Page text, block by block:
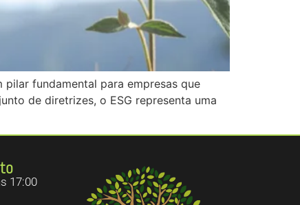
pilar fundamental para empresas que
de diretrizes, o ESG representa uma
17:00